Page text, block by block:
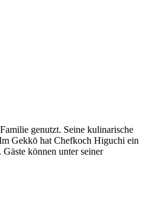
genutzt. Seine kulinarische
Gekkō hat Chefkoch Higuchi ein
können unter seiner